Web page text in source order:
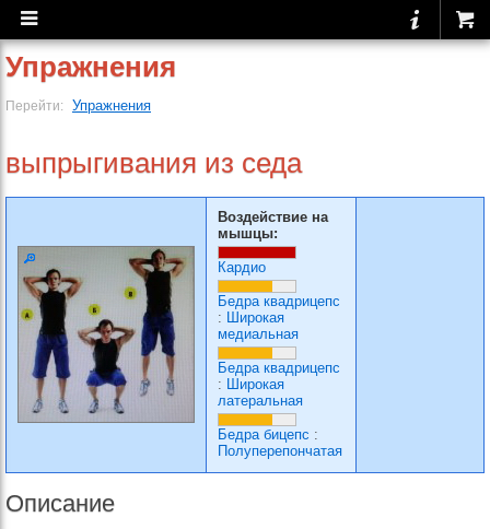
Упражнения
Перейти: Упражнения
выпрыгивания из седа
Воздействие на
мышцы:
Кардио
Бедра квадрицепс
: Широкая
медиальная
Бедра квадрицепс
: Широкая
латеральная
Бедра бицепс :
Полуперепончатая
Описание